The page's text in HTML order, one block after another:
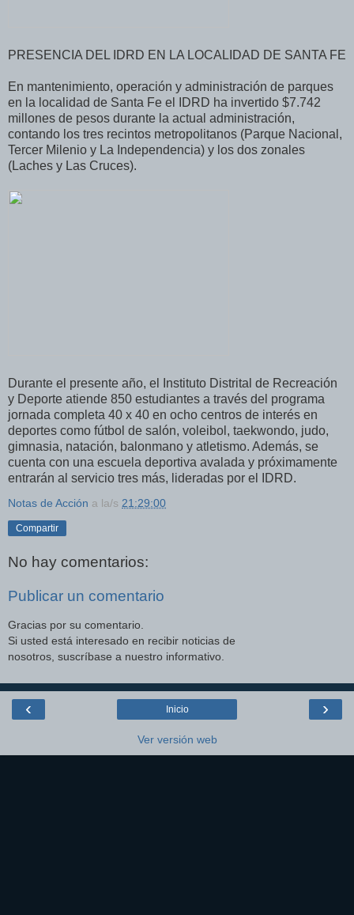
PRESENCIA DEL IDRD EN LA LOCALIDAD DE SANTA FE
En mantenimiento, operación y administración de parques
en la localidad de Santa Fe el IDRD ha invertido $7.742
millones de pesos durante la actual administración,
contando los tres recintos metropolitanos (Parque Nacional,
Tercer Milenio y La Independencia) y los dos zonales
(Laches y Las Cruces).
Durante el presente año, el Instituto Distrital de Recreación
y Deporte atiende 850 estudiantes a través del programa
jornada completa 40 x 40 en ocho centros de interés en
deportes como fútbol de salón, voleibol, taekwondo, judo,
gimnasia, natación, balonmano y atletismo. Además, se
cuenta con una escuela deportiva avalada y próximamente
entrarán al servicio tres más, lideradas por el IDRD.
Notas de Acción a la/s 21:29:00
Compartir
No hay comentarios:
Publicar un comentario
Gracias por su comentario.
Si usted está interesado en recibir noticias de
nosotros, suscríbase a nuestro informativo.
‹ ›
Inicio
Ver versión web